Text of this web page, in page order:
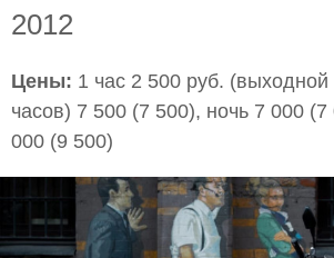
2012
Цены: 1 час 2 500 руб.
часов) 7 500 (7 500), ночь 7 000 (7
000 (9 500)